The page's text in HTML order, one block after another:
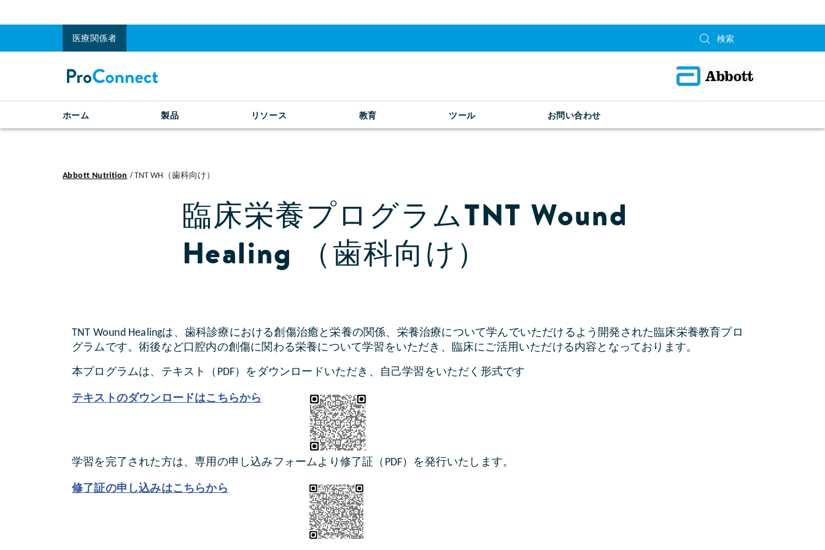
医療関係者
ホーム 製品 リソース 教育 ツール お問い合わせ
Abbott Nutrition TNT WH（歯科向け）
臨床栄養プログラムTNT Wound
Healing （歯科向け）
TNT Wound Healingは、歯科診療における創傷治癒と栄養の関係、栄養治療について学んでいただけるよう開発された臨床栄養教育プロ
グラムです。術後など口腔内の創傷に関わる栄養について学習をいただき、臨床にご活用いただける内容となっております。
本プログラムは、テキスト（PDF）をダウンロードいただき、自己学習をいただく形式です
テキストのダウンロードはこちらから
学習を完了された方は、専用の申し込みフォームより修了証（PDF）を発行いたします。
修了証の申し込みはこちらから